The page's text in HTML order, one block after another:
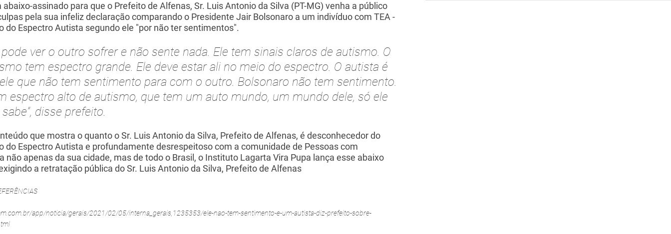
abaixo-assinado para que o Prefeito de Alfenas, Sr. Luis Antonio da Silva (PT-MG) venha a público
pela sua infeliz declaração comparando o Presidente Jair Bolsonaro a um indivíduo com TEA -
do Espectro Autista segundo ele "por não ter sentimentos".
pode ver o outro sofrer e não sente nada. Ele tem sinais claros de autismo. O
tem espectro grande. Ele deve estar ali no meio do espectro. O autista é
que não tem sentimento para com o outro. Bolsonaro não tem sentimento.
espectro alto de autismo, que tem um auto mundo, um mundo dele, só ele
disse prefeito.
que mostra o quanto o Sr. Luis Antonio da Silva, Prefeito de Alfenas, é desconhecedor do
do Espectro Autista e profundamente desrespeitoso com a comunidade de Pessoas com
não apenas da sua cidade, mas de todo o Brasil, o Instituto Lagarta Vira Pupa lança esse abaixo
a retratação pública do Sr. Luis Antonio da Silva, Prefeito de Alfenas
app/noticia/gerais/2021/02/05/interna_gerais,1235353/ele-nao-tem-sentimento-e-um-autista-diz-prefeito-sobre-